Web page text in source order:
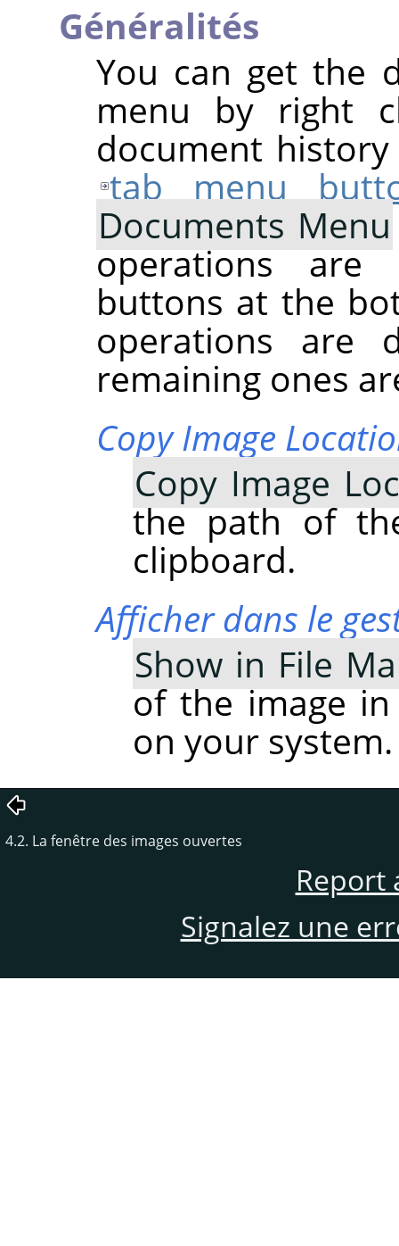
Généralités
You can get the
menu by right
document
tab menu
Documents Menu
operations are
buttons at the
operations are
remaining ones
Copy Image
Copy Image
the path of
clipboard.
Afficher dans le
Show in File
of the image
on your system.
4.2. La fenêtre des images ouvertes
Report
Signalez une